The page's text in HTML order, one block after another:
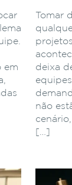
em
Tomar
deixa
não
[…]